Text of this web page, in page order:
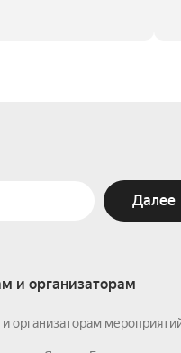
Далее
и организаторам
организаторам